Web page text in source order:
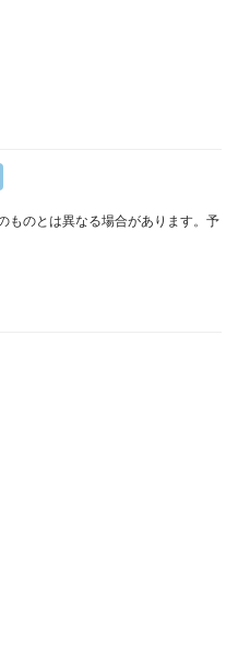
ものとは異なる場合があります。予